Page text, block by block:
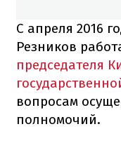
С апреля 2016
Резников
председателя
вопросам
полномочий.